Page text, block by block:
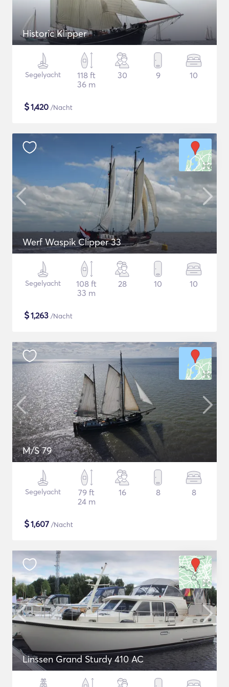
Historic Klipper
Segelyacht
118 ft
36 m
30 9 10
$1,420 /Nacht
Werf Waspik Clipper 33
Segelyacht
108 ft
33 m
28 10 10
$1,263 /Nacht
M/S 79
Segelyacht
79 ft
24 m
16 8 8
$1,607 /Nacht
Linssen Grand Sturdy 410 AC